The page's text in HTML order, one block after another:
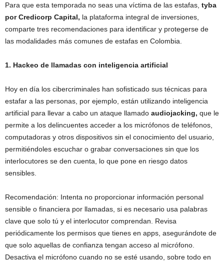
Para que esta temporada no seas una víctima de las estafas, tyba
por Credicorp Capital, la plataforma integral de inversiones,
comparte tres recomendaciones para identificar y protegerse de
las modalidades más comunes de estafas en Colombia.
1. Hackeo de llamadas con inteligencia artificial
Hoy en día los cibercriminales han sofisticado sus técnicas para
estafar a las personas, por ejemplo, están utilizando inteligencia
artificial para llevar a cabo un ataque llamado audiojacking, que le
permite a los delincuentes acceder a los micrófonos de teléfonos,
computadoras y otros dispositivos sin el conocimiento del usuario,
permitiéndoles escuchar o grabar conversaciones sin que los
interlocutores se den cuenta, lo que pone en riesgo datos
sensibles.
Recomendación: Intenta no proporcionar información personal
sensible o financiera por llamadas, si es necesario usa palabras
clave que solo tú y el interlocutor comprendan. Revisa
periódicamente los permisos que tienes en apps, asegurándote de
que solo aquellas de confianza tengan acceso al micrófono.
Desactiva el micrófono cuando no se esté usando, sobre todo en